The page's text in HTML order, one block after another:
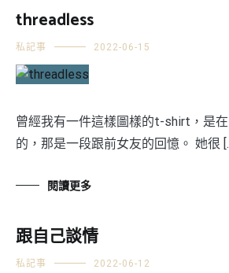
threadless
私記事 2022-06-15
曾經我有一件這樣圖樣的t-shirt，是
的，那是一段跟前女友的回憶。 她很
閱讀更多
跟自己談情
私記事 2022-06-12